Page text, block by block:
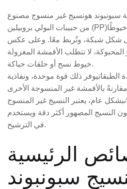
سبونبوند هونسيج غير منسوج مصنوع
من حبيبات البولي بروبيلين (PP)
شكل شبكة، وتُربط معًا. وعلى عكس
لا تتطلب الأقمشة المغزولة
خيوط نسج أو حلقات حياكة.
الطبقاتيوفر ذلك قوة موحدة، ونفاذية
بالأقمشة غير المنسوجة الأخرى
بشكل عام، يعتبر النسيج غير المنسوج
النسيج المصهور أكثر دقة ويستخدم
في الترشيح.
الرئيسية
سبونبوند